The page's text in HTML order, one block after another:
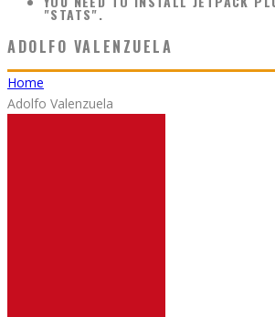
"STATS".
ADOLFO VALENZUELA
Home
Adolfo Valenzuela